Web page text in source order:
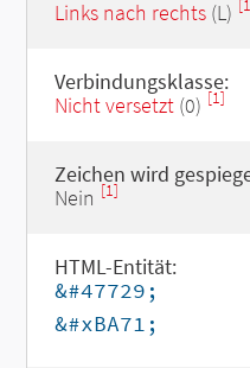
Links nach rechts(L)
Verbindungsklasse:
Nicht versetzt(0) [1]
Zeichen wird
Nein [1]
HTML-Entität:
&#47729;
&#xBA71;